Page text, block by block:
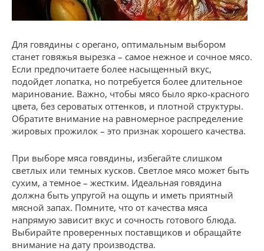
Для говядины с орегано, оптимальным выбором
станет говяжья вырезка – самое нежное и сочное мясо.
Если предпочитаете более насыщенный вкус,
подойдет лопатка, но потребуется более длительное
маринование. Важно, чтобы мясо было ярко-красного
цвета, без сероватых оттенков, и плотной структуры.
Обратите внимание на равномерное распределение
жировых прожилок – это признак хорошего качества.
При выборе мяса говядины, избегайте слишком
светлых или темных кусков. Светлое мясо может быть
сухим, а темное – жестким. Идеальная говядина
должна быть упругой на ощупь и иметь приятный
мясной запах. Помните, что от качества мяса
напрямую зависит вкус и сочность готового блюда.
Выбирайте проверенных поставщиков и обращайте
внимание на дату производства.